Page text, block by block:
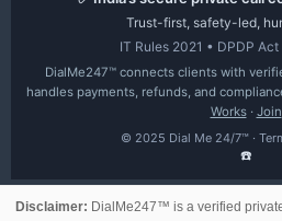
Trust-first, safety-led,
IT Rules 2021 • DPDP
DialMe247™ connects clients with
handles payments, refunds, and
Works· Join
© 2025 Dial Me 24/7™ ·
☎️
Disclaimer: DialMe247™ is a verified